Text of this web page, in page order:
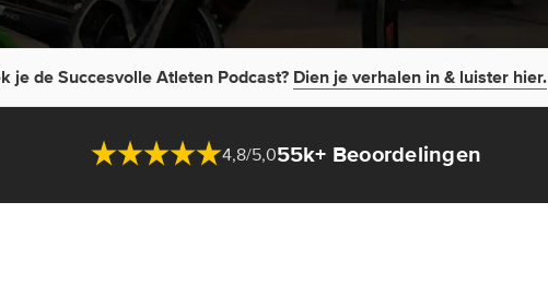
je de Succesvolle Atleten Podcast? Dien je verhalen in & luister hier.
4,8/5,055k+ Beoordelingen